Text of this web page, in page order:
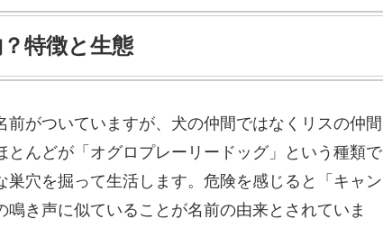
特徴と生態
がついていますが、犬の仲間ではなくリスの仲間
んどが「オグロプレーリードッグ」という種類で
穴を掘って生活します。危険を感じると「キャン
き声に似ていることが名前の由来とされていま